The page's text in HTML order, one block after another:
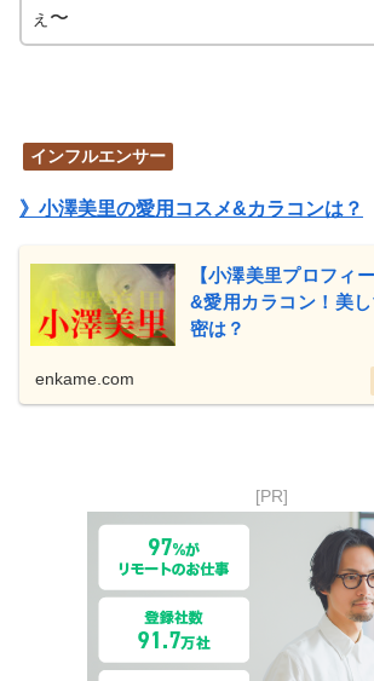
ぇ〜
インフルエンサー
》小澤美里の愛用コスメ&カラコンは？
【小澤美里プロフィ
&愛用カラコン！美
密は？
enkame.com
[PR]